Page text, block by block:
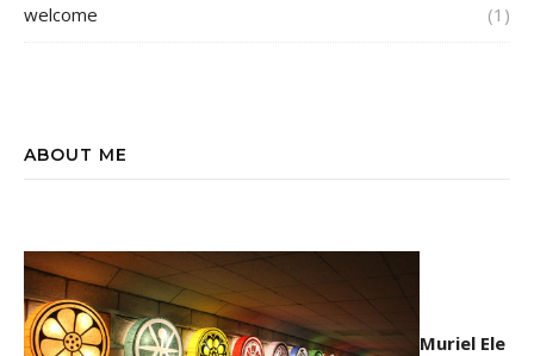
welcome (1)
ABOUT ME
Muriel Ele